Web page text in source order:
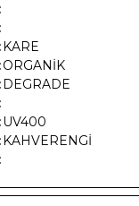
KARE
ORGANİK
DEGRADE
UV400
KAHVERENGİ